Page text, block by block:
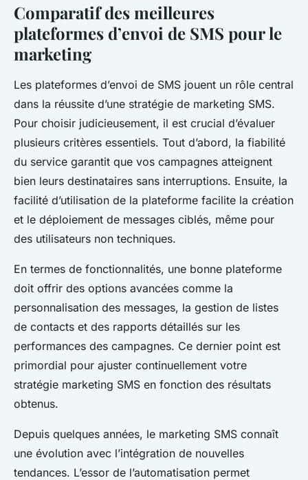
Comparatif des meilleures
plateformes d’envoi de SMS pour le
marketing
Les plateformes d’envoi de SMS jouent un rôle central
dans la réussite d’une stratégie de marketing SMS.
Pour choisir judicieusement, il est crucial d’évaluer
plusieurs critères essentiels. Tout d’abord, la fiabilité
du service garantit que vos campagnes atteignent
bien leurs destinataires sans interruptions. Ensuite, la
facilité d’utilisation de la plateforme facilite la création
et le déploiement de messages ciblés, même pour
des utilisateurs non techniques.
En termes de fonctionnalités, une bonne plateforme
doit offrir des options avancées comme la
personnalisation des messages, la gestion de listes
de contacts et des rapports détaillés sur les
performances des campagnes. Ce dernier point est
primordial pour ajuster continuellement votre
stratégie marketing SMS en fonction des résultats
obtenus.
Depuis quelques années, le marketing SMS connaît
une évolution avec l’intégration de nouvelles
tendances. L’essor de l’automatisation permet